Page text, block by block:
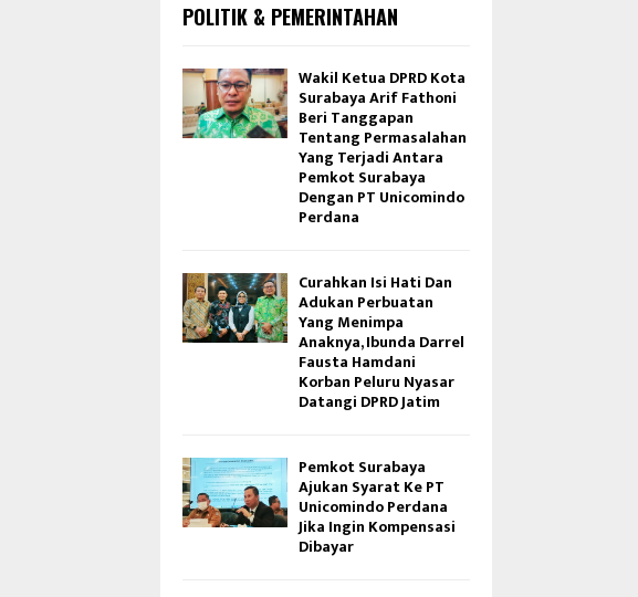
POLITIK & PEMERINTAHAN
Wakil Ketua DPRD Kota
Surabaya Arif Fathoni
Beri Tanggapan
Tentang Permasalahan
Yang Terjadi Antara
Pemkot Surabaya
Dengan PT Unicomindo
Perdana
Curahkan Isi Hati Dan
Adukan Perbuatan
Yang Menimpa
Anaknya, Ibunda Darrel
Fausta Hamdani
Korban Peluru Nyasar
Datangi DPRD Jatim
Pemkot Surabaya
Ajukan Syarat Ke PT
Unicomindo Perdana
Jika Ingin Kompensasi
Dibayar